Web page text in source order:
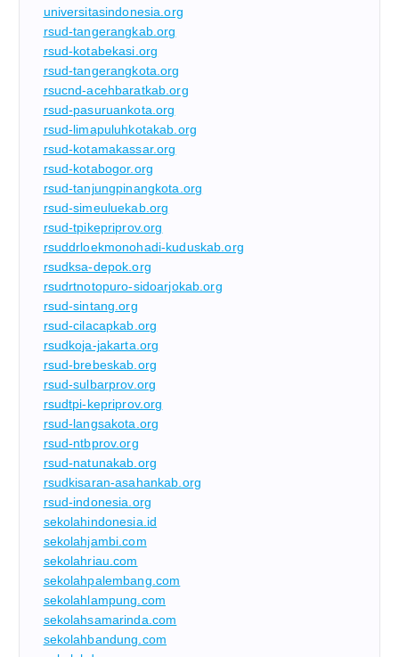
universitasindonesia.org
rsud-tangerangkab.org
rsud-kotabekasi.org
rsud-tangerangkota.org
rsucnd-acehbaratkab.org
rsud-pasuruankota.org
rsud-limapuluhkotakab.org
rsud-kotamakassar.org
rsud-kotabogor.org
rsud-tanjungpinangkota.org
rsud-simeuluekab.org
rsud-tpikepriprov.org
rsuddrloekmonohadi-kuduskab.org
rsudksa-depok.org
rsudrtnotopuro-sidoarjokab.org
rsud-sintang.org
rsud-cilacapkab.org
rsudkoja-jakarta.org
rsud-brebeskab.org
rsud-sulbarprov.org
rsudtpi-kepriprov.org
rsud-langsakota.org
rsud-ntbprov.org
rsud-natunakab.org
rsudkisaran-asahankab.org
rsud-indonesia.org
sekolahindonesia.id
sekolahjambi.com
sekolahriau.com
sekolahpalembang.com
sekolahlampung.com
sekolahsamarinda.com
sekolahbandung.com